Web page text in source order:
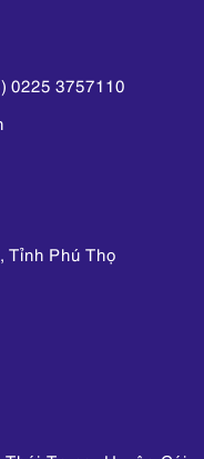
0225 3757110
Tỉnh Phú Thọ